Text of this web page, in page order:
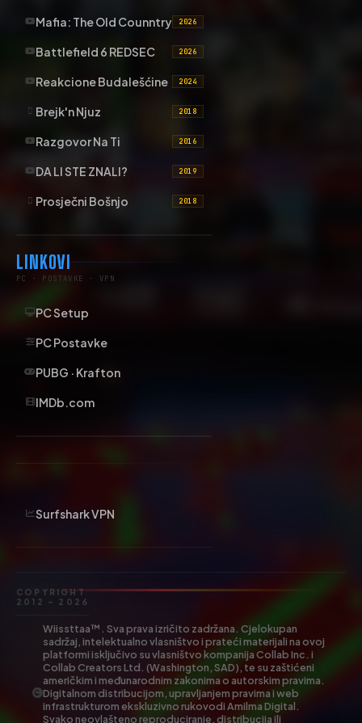
Mafia: The Old Counntry 2026
Battlefield 6 REDSEC 2026
Reakcione Budalešćine 2024
Brejk'n Njuz 2018
Razgovor Na Ti 2016
DA LI STE ZNALI? 2019
Prosječni Bošnjo 2018
LINKOVI
PC · POSTAVKE · VPN
PC Setup
PC Postavke
PUBG · Krafton
IMDb.com
Surfshark VPN
COPYRIGHT
2012 – 2026
Wiissttaa™. Sva prava izričito zadržana. Cjelokupan
sadržaj, intelektualno vlasništvo i prateći materijali na ovoj
platformi isključivo su vlasništvo kompanija Collab Inc. i
Collab Creators Ltd. (Washington, SAD), te su zaštićeni
američkim i međunarodnim zakonima o autorskim pravima.
Digitalnom distribucijom, upravljanjem pravima i web
infrastrukturom ekskluzivno rukovodi Amilma Digital.
Svako neovlašteno reproduciranje, distribucija ili